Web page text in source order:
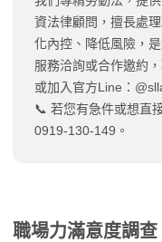
資法律顧問，擅長處
化內控、降低風險，
服務洽詢或合作邀約
或加入官方Line：
📞 若您有急件或想直
0919-130-149。
職場力滿意度調查